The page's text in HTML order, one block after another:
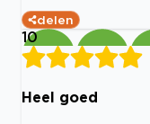
delen
10
Heel goed